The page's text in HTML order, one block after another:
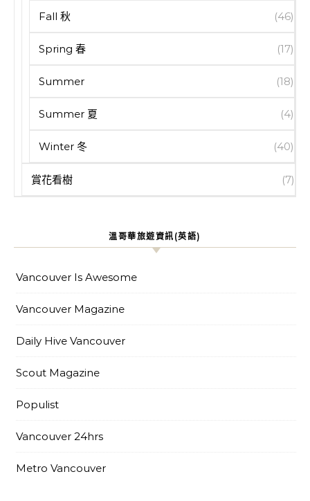
Fall 秋 (46)
Spring 春 (17)
Summer (18)
Summer 夏 (4)
Winter 冬 (40)
賞花看樹 (7)
溫哥華旅遊資訊(英語)
Vancouver Is Awesome
Vancouver Magazine
Daily Hive Vancouver
Scout Magazine
Populist
Vancouver 24hrs
Metro Vancouver